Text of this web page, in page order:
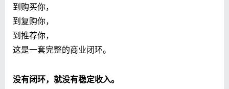
到购买你，
到复购你，
到推荐你，
这是一套完整的商业闭环。
没有闭环，就没有稳定收入。